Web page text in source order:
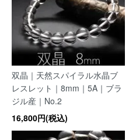
双晶｜天然スパイラル水晶ブ
レスレット｜8mm｜5A｜ブラ
ジル産｜No.2
16,800円(税込)